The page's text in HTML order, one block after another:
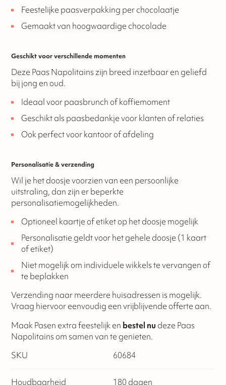
Feestelijke paasverpakking per chocolaatje
Gemaakt van hoogwaardige chocolade
Geschikt voor verschillende momenten
Deze Paas Napolitains zijn breed inzetbaar en geliefd
bij jong en oud.
Ideaal voor paasbrunch of koffiemoment
Geschikt als paasbedankje voor klanten of relaties
Ook perfect voor kantoor of afdeling
Personalisatie & verzending
Wil je het doosje voorzien van een persoonlijke
uitstraling, dan zijn er beperkte
personalisatiemogelijkheden.
Optioneel kaartje of etiket op het doosje mogelijk
Personalisatie geldt voor het gehele doosje (1 kaart
of etiket)
Niet mogelijk om individuele wikkels te vervangen of
te beplakken
Verzending naar meerdere huisadressen is mogelijk.
Vraag hiervoor eenvoudig een vrijblijvende offerte aan.
Maak Pasen extra feestelijk en bestel nu deze Paas
Napolitains om samen van te genieten.
SKU
60684
Houdbaarheid 180 dagen